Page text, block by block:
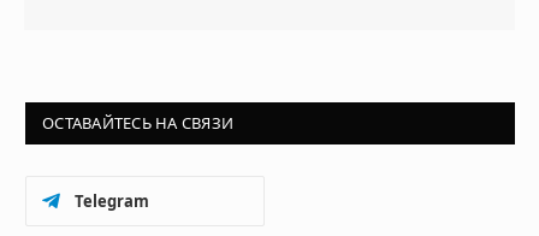
ОСТАВАЙТЕСЬ НА СВЯЗИ
Telegram